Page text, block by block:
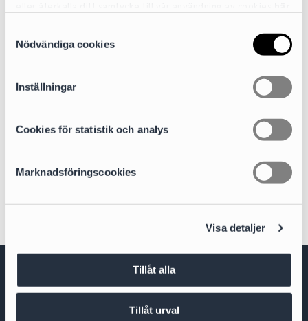
För mer detaljerad information om de cookies vi använder, se
vår Cookiepolicy, som finns tillgänglig
Nödvändiga cookies
Inställningar
Cookies för statistik och analys
Marknadsföringscookies
Visa detaljer
Tillåt alla
Tillåt urval
+46 76 617 08 84
Expertområden
Fastigheter och entreprenad